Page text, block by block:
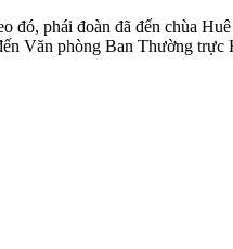
đó, phái đoàn đã đến chùa
Văn phòng Ban Thường